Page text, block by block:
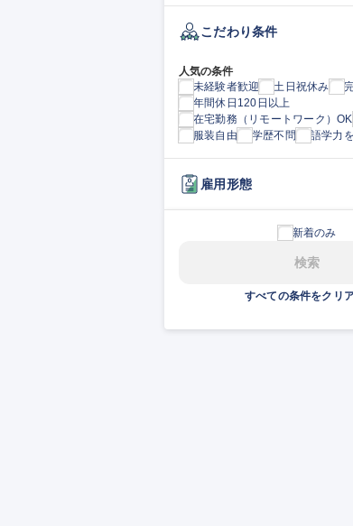
こだわり条件
人気の条件
未経験者歓迎
土日祝休み
年間休日120日以上
在宅勤務（リモートワーク）OK
服装自由
学歴不問 語学力
雇用形態
新着のみ
検索
すべての条件をクリ